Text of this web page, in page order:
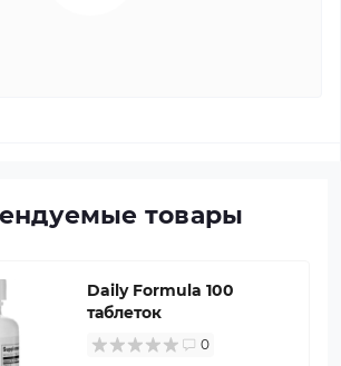
товары
Daily Formula 100
таблеток
0